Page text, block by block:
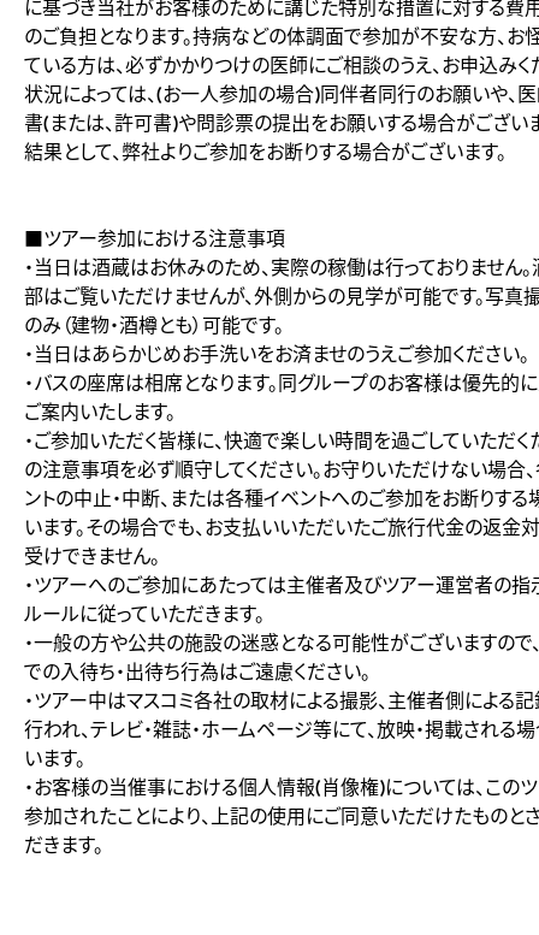
に基づき当社がお客様のために講じた特別な措置に対する費
のご負担となります。持病などの体調面で参加が不安な方、お
ている方は、必ずかかりつけの医師にご相談のうえ、お申込みく
状況によっては、(お一人参加の場合)同伴者同行のお願いや、
書(または、許可書)や問診票の提出をお願いする場合がございま
結果として、弊社よりご参加をお断りする場合がございます。
■ツアー参加における注意事項
・当日は酒蔵はお休みのため、実際の稼働は行っておりません
部はご覧いただけませんが、外側からの見学が可能です。写真
のみ（建物・酒樽とも）可能です。
・当日はあらかじめお手洗いをお済ませのうえご参加ください。
・バスの座席は相席となります。同グループのお客様は優先的
ご案内いたします。
・ご参加いただく皆様に、快適で楽しい時間を過ごしていただく
の注意事項を必ず順守してください。お守りいただけない場合
ントの中止・中断、または各種イベントへのご参加をお断りす
います。その場合でも、お支払いいただいたご旅行代金の返金
受けできません。
・ツアーへのご参加にあたっては主催者及びツアー運営者の指
ルールに従っていただきます。
・一般の方や公共の施設の迷惑となる可能性がございますので
での入待ち・出待ち行為はご遠慮ください。
・ツアー中はマスコミ各社の取材による撮影、主催者側による
行われ、テレビ・雑誌・ホームページ等にて、放映・掲載される
います。
・お客様の当催事における個人情報(肖像権)については、この
参加されたことにより、上記の使用にご同意いただけたものと
だきます。